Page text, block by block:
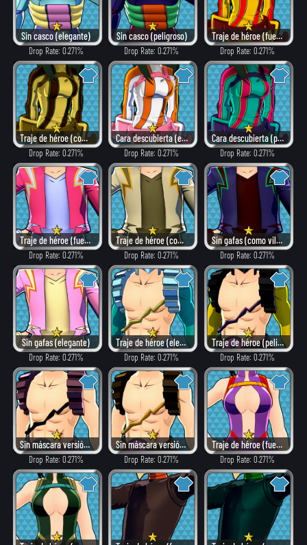
Sin casco (elegante)
Drop Rate: 0.271%
Sin casco (peligroso)
Drop Rate: 0.271%
Traje de héroe (fuego)
Drop Rate: 0.271%
Traje de héroe (combate)
Drop Rate: 0.271%
Cara descubierta (elegante)
Drop Rate: 0.271%
Cara descubierta (peligroso)
Drop Rate: 0.271%
Traje de héroe (fuego)
Drop Rate: 0.271%
Traje de héroe (combate)
Drop Rate: 0.271%
Sin gafas (como villano)
Drop Rate: 0.271%
Sin gafas (elegante)
Drop Rate: 0.271%
Traje de héroe (elegante)
Drop Rate: 0.271%
Traje de héroe (peligroso)
Drop Rate: 0.271%
Sin máscara versión: α (como villano)
Drop Rate: 0.271%
Sin máscara versión: α (fuego)
Drop Rate: 0.271%
Traje de héroe (fuego)
Drop Rate: 0.271%